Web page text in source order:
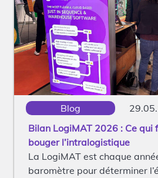
Blog
Bilan LogiMAT 2026 : Ce qui
bouger l’intralogistique
La LogiMAT est chaque
baromètre pour déterminer